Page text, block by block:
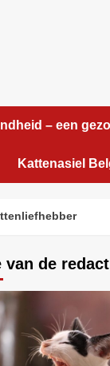
– een
Kattenasiel
van de